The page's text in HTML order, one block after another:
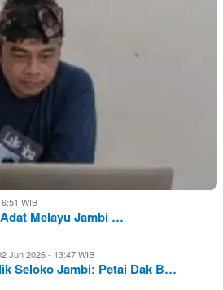
WIB
Melayu Jambi …
Jun 2026 - 13:47 WIB
Seloko Jambi: Petai Dak B…